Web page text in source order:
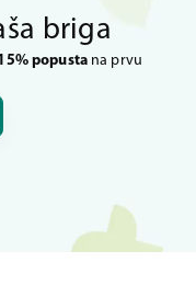
briga
popustana prvu